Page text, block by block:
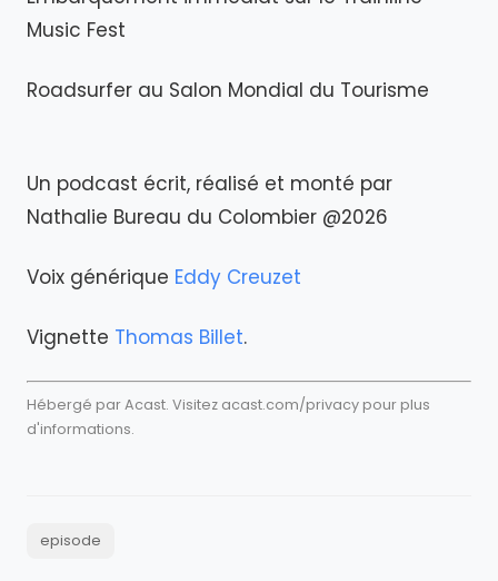
Music Fest
Roadsurfer au Salon Mondial du Tourisme
Un podcast écrit, réalisé et monté par
Nathalie Bureau du Colombier @2026
Voix générique Eddy Creuzet
Vignette Thomas Billet.
Hébergé par Acast. Visitez acast.com/privacy pour plus
d'informations.
episode